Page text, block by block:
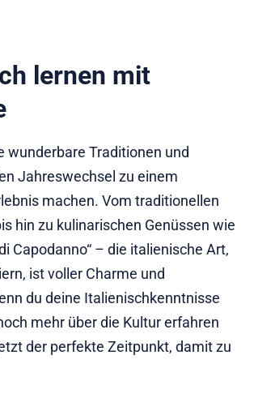
lernen mit
wunderbare Traditionen und
Jahreswechsel zu einem
machen. Vom traditionellen
hin zu kulinarischen Genüssen wie
Capodanno“ – die italienische Art,
ist voller Charme und
du deine Italienischkenntnisse
mehr über die Kultur erfahren
der perfekte Zeitpunkt, damit zu